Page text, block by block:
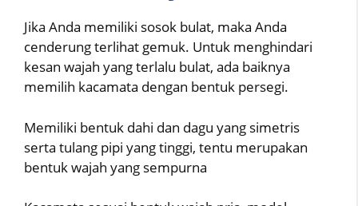
Jika Anda memiliki sosok bulat, maka Anda
cenderung terlihat gemuk. Untuk menghindari
kesan wajah yang terlalu bulat, ada baiknya
memilih kacamata dengan bentuk persegi.
Memiliki bentuk dahi dan dagu yang simetris
serta tulang pipi yang tinggi, tentu merupakan
bentuk wajah yang sempurna